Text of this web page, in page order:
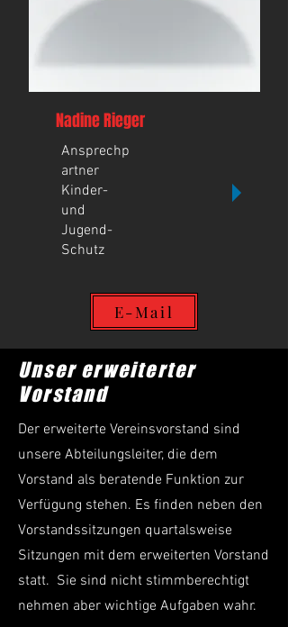
Nadine Rieger
Ansprechp
artner
Kinder-
und
Jugend-
Schutz
E-Mail
Unser erweiterter
Vorstand
Der erweiterte Vereinsvorstand sind
unsere Abteilungsleiter, die dem
Vorstand als beratende Funktion zur
Verfügung stehen. Es finden neben den
Vorstandssitzungen quartalsweise
Sitzungen mit dem erweiterten Vorstand
statt. Sie sind nicht stimmberechtigt
nehmen aber wichtige Aufgaben wahr.